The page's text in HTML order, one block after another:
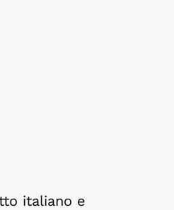
italiano e